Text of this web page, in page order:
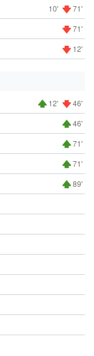
10' 71'
71'
12'
12' 46'
46'
71'
71'
89'